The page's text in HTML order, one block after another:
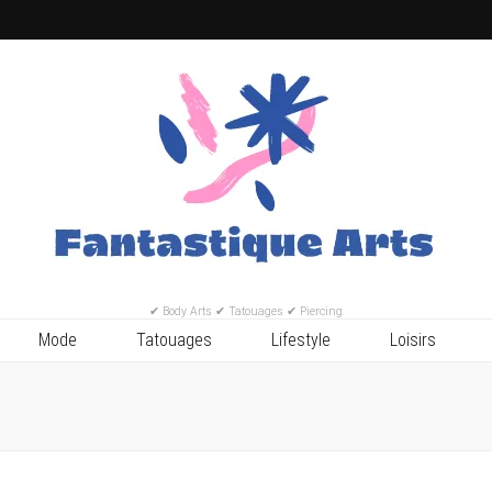
✔ Body Arts ✔ Tatouages ✔ Piercing
Mode Tatouages Lifestyle Loisirs